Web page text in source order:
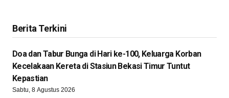
Berita Terkini
Doa dan Tabur Bunga di Hari ke-100, Keluarga Korban
Kecelakaan Kereta di Stasiun Bekasi Timur Tuntut
Kepastian
Sabtu, 8 Agustus 2026